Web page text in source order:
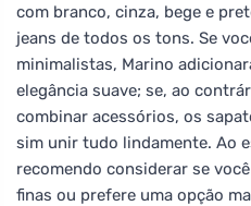
com branco, cinza, bege e
jeans de todos os tons. Se
minimalistas, Marino
elegância suave; se, ao
combinar acessórios, os
sim unir tudo lindamente. Ao
recomendo considerar se
finas ou prefere uma opção